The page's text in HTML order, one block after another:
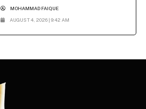
MOHAMMAD FAIQUE
AUGUST 4, 2026 | 9:42 AM